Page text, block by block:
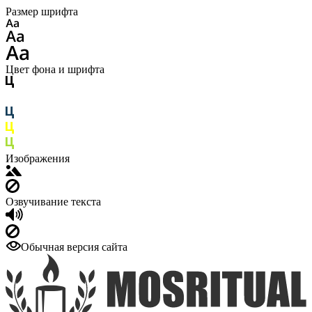
Размер шрифта
Цвет фона и шрифта
Изображения
Озвучивание текста
Обычная версия сайта